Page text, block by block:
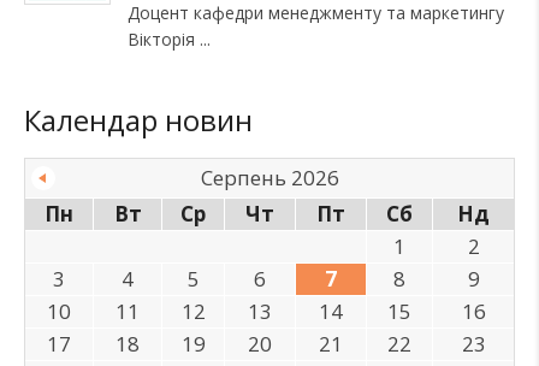
Доцент кафедри менеджменту та маркетингу
Вікторія
Календар новин
Серпень 2026
Пн
Вт Ср Чт Пт Сб
Нд
1
2
3
4 5 6 7 8
9
10
11 12 13 14 15
16
17
18 19 20 21 22
23